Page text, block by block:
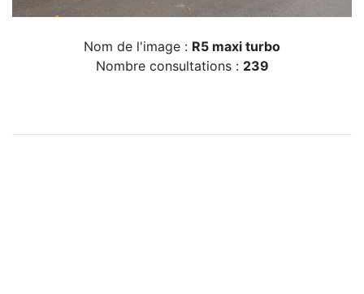
Nom de l'image : R5 maxi turbo
Nombre consultations : 239